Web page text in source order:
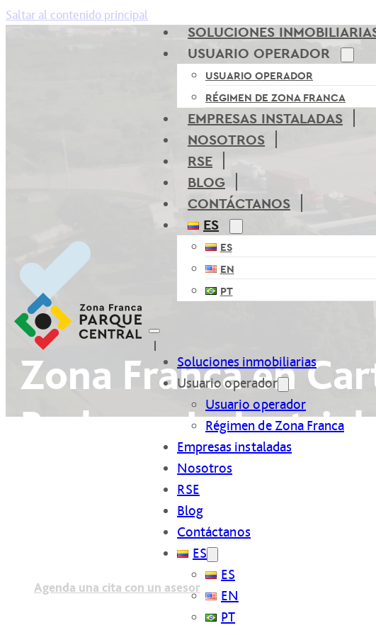
Saltar al contenido principal
SOLUCIONES
USUARIO OPERADOR
USUARIO OPERADOR
RÉGIMEN DE ZONA FRANCA
EMPRESAS INSTALADAS
NOSOTROS
RSE
BLOG
CONTÁCTANOS
ES
ES
EN
PT
Soluciones inmobiliarias
Usuario operador
Usuario operador
Régimen de Zona Franca
Empresas instaladas
Nosotros
RSE
Blog
Contáctanos
ES
ES
EN
PT
Zona Franca en
Bodegas
Más de 56 empresas ya
Cartagena hacia el mercado
Agenda una cita con un asesor